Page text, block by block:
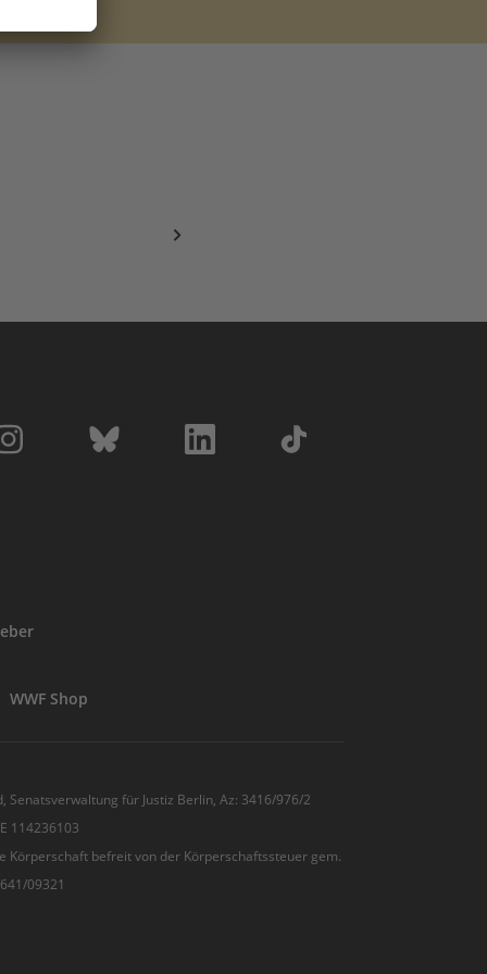
WWF Shop
Senatsverwaltung für Justiz Berlin, Az: 3416/976/2
114236103
Körperschaft befreit von der Körperschaftssteuer gem.
09321